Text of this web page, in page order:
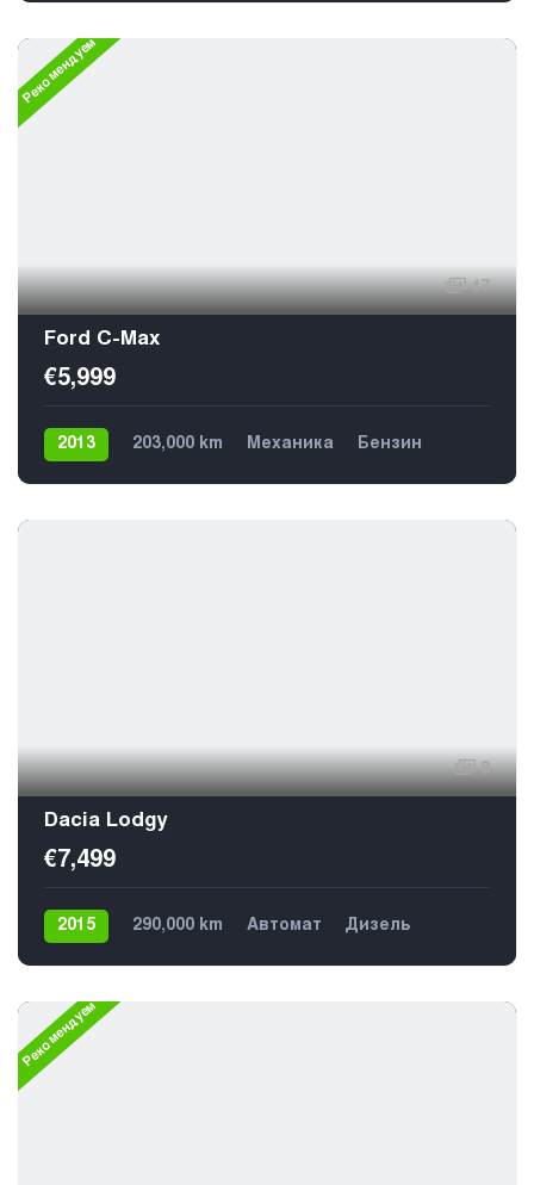
Рекомендуем
17
Ford C-Max
€5,999
2013 203,000 km Механика
Бензин
8
Dacia Lodgy
€7,499
2015 290,000 km Автомат
Дизель
Рекомендуем